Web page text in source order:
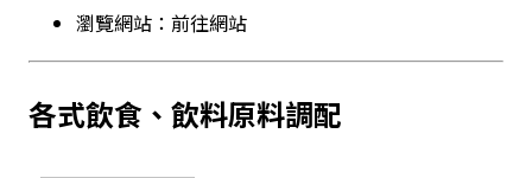
瀏覽網站： 前往網站
各式飲食 、 飲料原料調配